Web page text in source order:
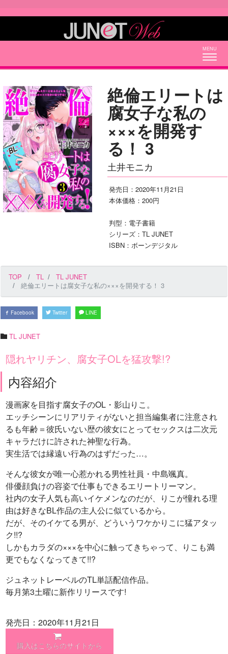
絶倫エリートは
腐女子な私の
×××を開発す
る！ 3
土井モニカ
発売日：2020年11月21日
本体価格：200円
判型：電子書籍
シリーズ：TL JUNET
ISBN：ボーンデジタル
TOP TL
TL JUNET
絶倫エリートは腐女子な私の×××を開発する！ 3
Facebook Twitter LINE
TL JUNET
隠れヤリチン、腐女子OLを猛攻撃!?
内容紹介
漫画家を目指す腐女子のOL・影山りこ。
エッチシーンにリアリティがないと担当編集者に注意され
るも年齢＝彼氏いない歴の彼女にとってセックスは二次元
キャラだけに許された神聖な行為。
実生活では縁遠い行為のはずだった…。
そんな彼女が唯一心惹かれる男性社員・中島颯真。
俳優顔負けの容姿で仕事もできるエリートリーマン。
社内の女子人気も高いイケメンなのだが、りこが憧れる理
由は好きなBL作品の主人公に似ているから。
だが、そのイケてる男が、どういうワケかりこに猛アタッ
ク!!?
しかもカラダの×××を中心に触ってきちゃって、りこも満
更でもなくなってきて!!?
ジュネットレーベルのTL単話配信作品。
毎月第3土曜に新作リリースです!
発売日：2020年11月21日
購入はこちらのサイトから